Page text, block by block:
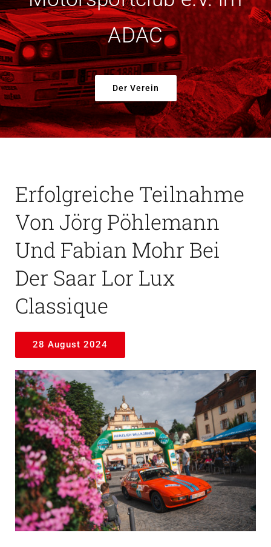
Der Verein
ADAC
Der Verein
Erfolgreiche Teilnahme
Von Jörg Pöhlemann
Und Fabian Mohr Bei
Der Saar Lor Lux
Classique
28 August 2024